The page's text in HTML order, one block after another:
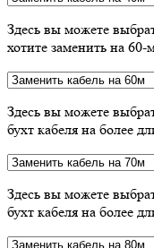
Здесь вы можете
хотите заменить на 60-
Здесь вы можете
бухт кабеля на более
Здесь вы можете
бухт кабеля на более